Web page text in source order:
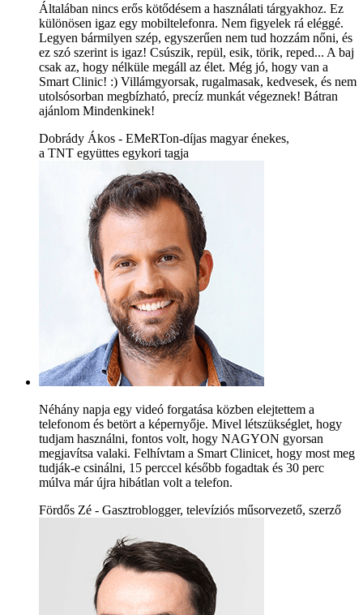
Általában nincs erős kötődésem a használati tárgyakhoz. Ez
különösen igaz egy mobiltelefonra. Nem figyelek rá eléggé.
Legyen bármilyen szép, egyszerűen nem tud hozzám nőni, és
ez szó szerint is igaz! Csúszik, repül, esik, törik, reped... A baj
csak az, hogy nélküle megáll az élet. Még jó, hogy van a
Smart Clinic! :) Villámgyorsak, rugalmasak, kedvesek, és nem
utolsósorban megbízható, precíz munkát végeznek! Bátran
ajánlom Mindenkinek!
Dobrády Ákos - EMeRTon-díjas magyar énekes,
a TNT együttes egykori tagja
Néhány napja egy videó forgatása közben elejtettem a
telefonom és betört a képernyője. Mivel létszükséglet, hogy
tudjam használni, fontos volt, hogy NAGYON gyorsan
megjavítsa valaki. Felhívtam a Smart Clinicet, hogy most meg
tudják-e csinálni, 15 perccel később fogadtak és 30 perc
múlva már újra hibátlan volt a telefon.
Fördős Zé - Gasztroblogger, televíziós műsorvezető, szerző